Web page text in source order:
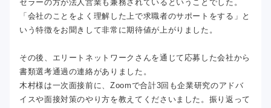
セラーの方が法人営業も兼務されているということでした。
「会社のことをよく理解した上で求職者のサポートをする」と
いう特徴をお聞きして非常に期待値が上がりました。
その後、エリートネットワークさんを通じて応募した会社から
書類選考通過の連絡がありました。
木村様は一次面接前に、Zoomで合計3回も企業研究のアドバ
イスや面接対策のやり方を教えてくださいました。振り返って